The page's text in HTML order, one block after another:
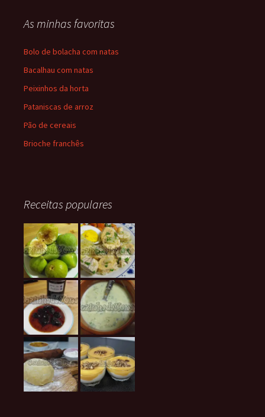
As minhas favoritas
Bolo de bolacha com natas
Bacalhau com natas
Peixinhos da horta
Pataniscas de arroz
Pão de cereais
Brioche franchês
Receitas populares